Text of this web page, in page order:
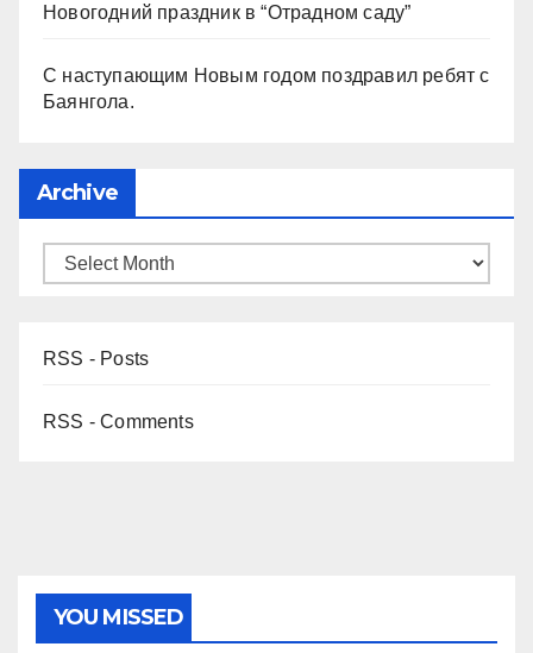
Новогодний праздник в “Отрадном саду”
С наступающим Новым годом поздравил ребят с
Баянгола.
Archive
RSS - Posts
RSS - Comments
YOU MISSED